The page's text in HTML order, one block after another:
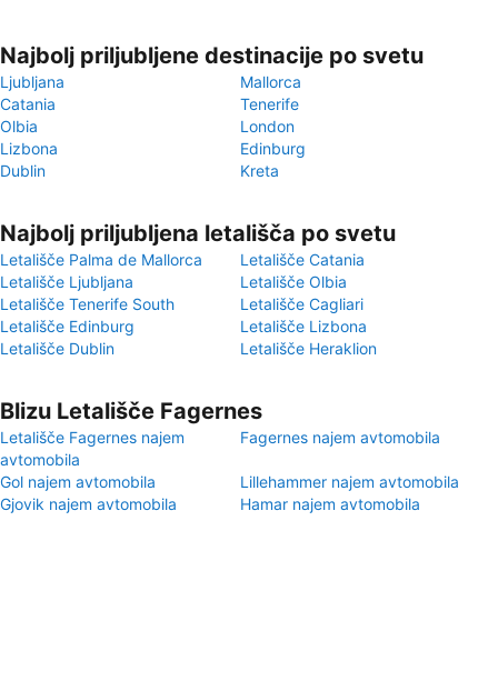
Najbolj priljubljene destinacije po svetu
Ljubljana
Mallorca
Catania
Tenerife
Olbia
London
Lizbona
Edinburg
Dublin
Kreta
Najbolj priljubljena letališča po svetu
Letališče Palma de Mallorca
Letališče Catania
Letališče Ljubljana
Letališče Olbia
Letališče Tenerife South
Letališče Cagliari
Letališče Edinburg
Letališče Lizbona
Letališče Dublin
Letališče Heraklion
Blizu Letališče Fagernes
Letališče Fagernes najem
avtomobila
Fagernes najem avtomobila
Gol najem avtomobila
Lillehammer najem avtomobila
Gjovik najem avtomobila
Hamar najem avtomobila